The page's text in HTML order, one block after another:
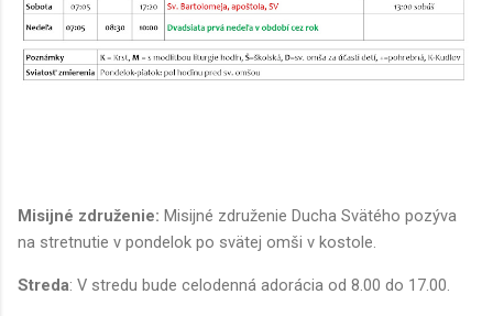
Misijné združenie: Misijné združenie Ducha Svätého pozýva
na stretnutie v pondelok po svätej omši v kostole.
Streda: V stredu bude celodenná adorácia od 8.00 do 17.00.